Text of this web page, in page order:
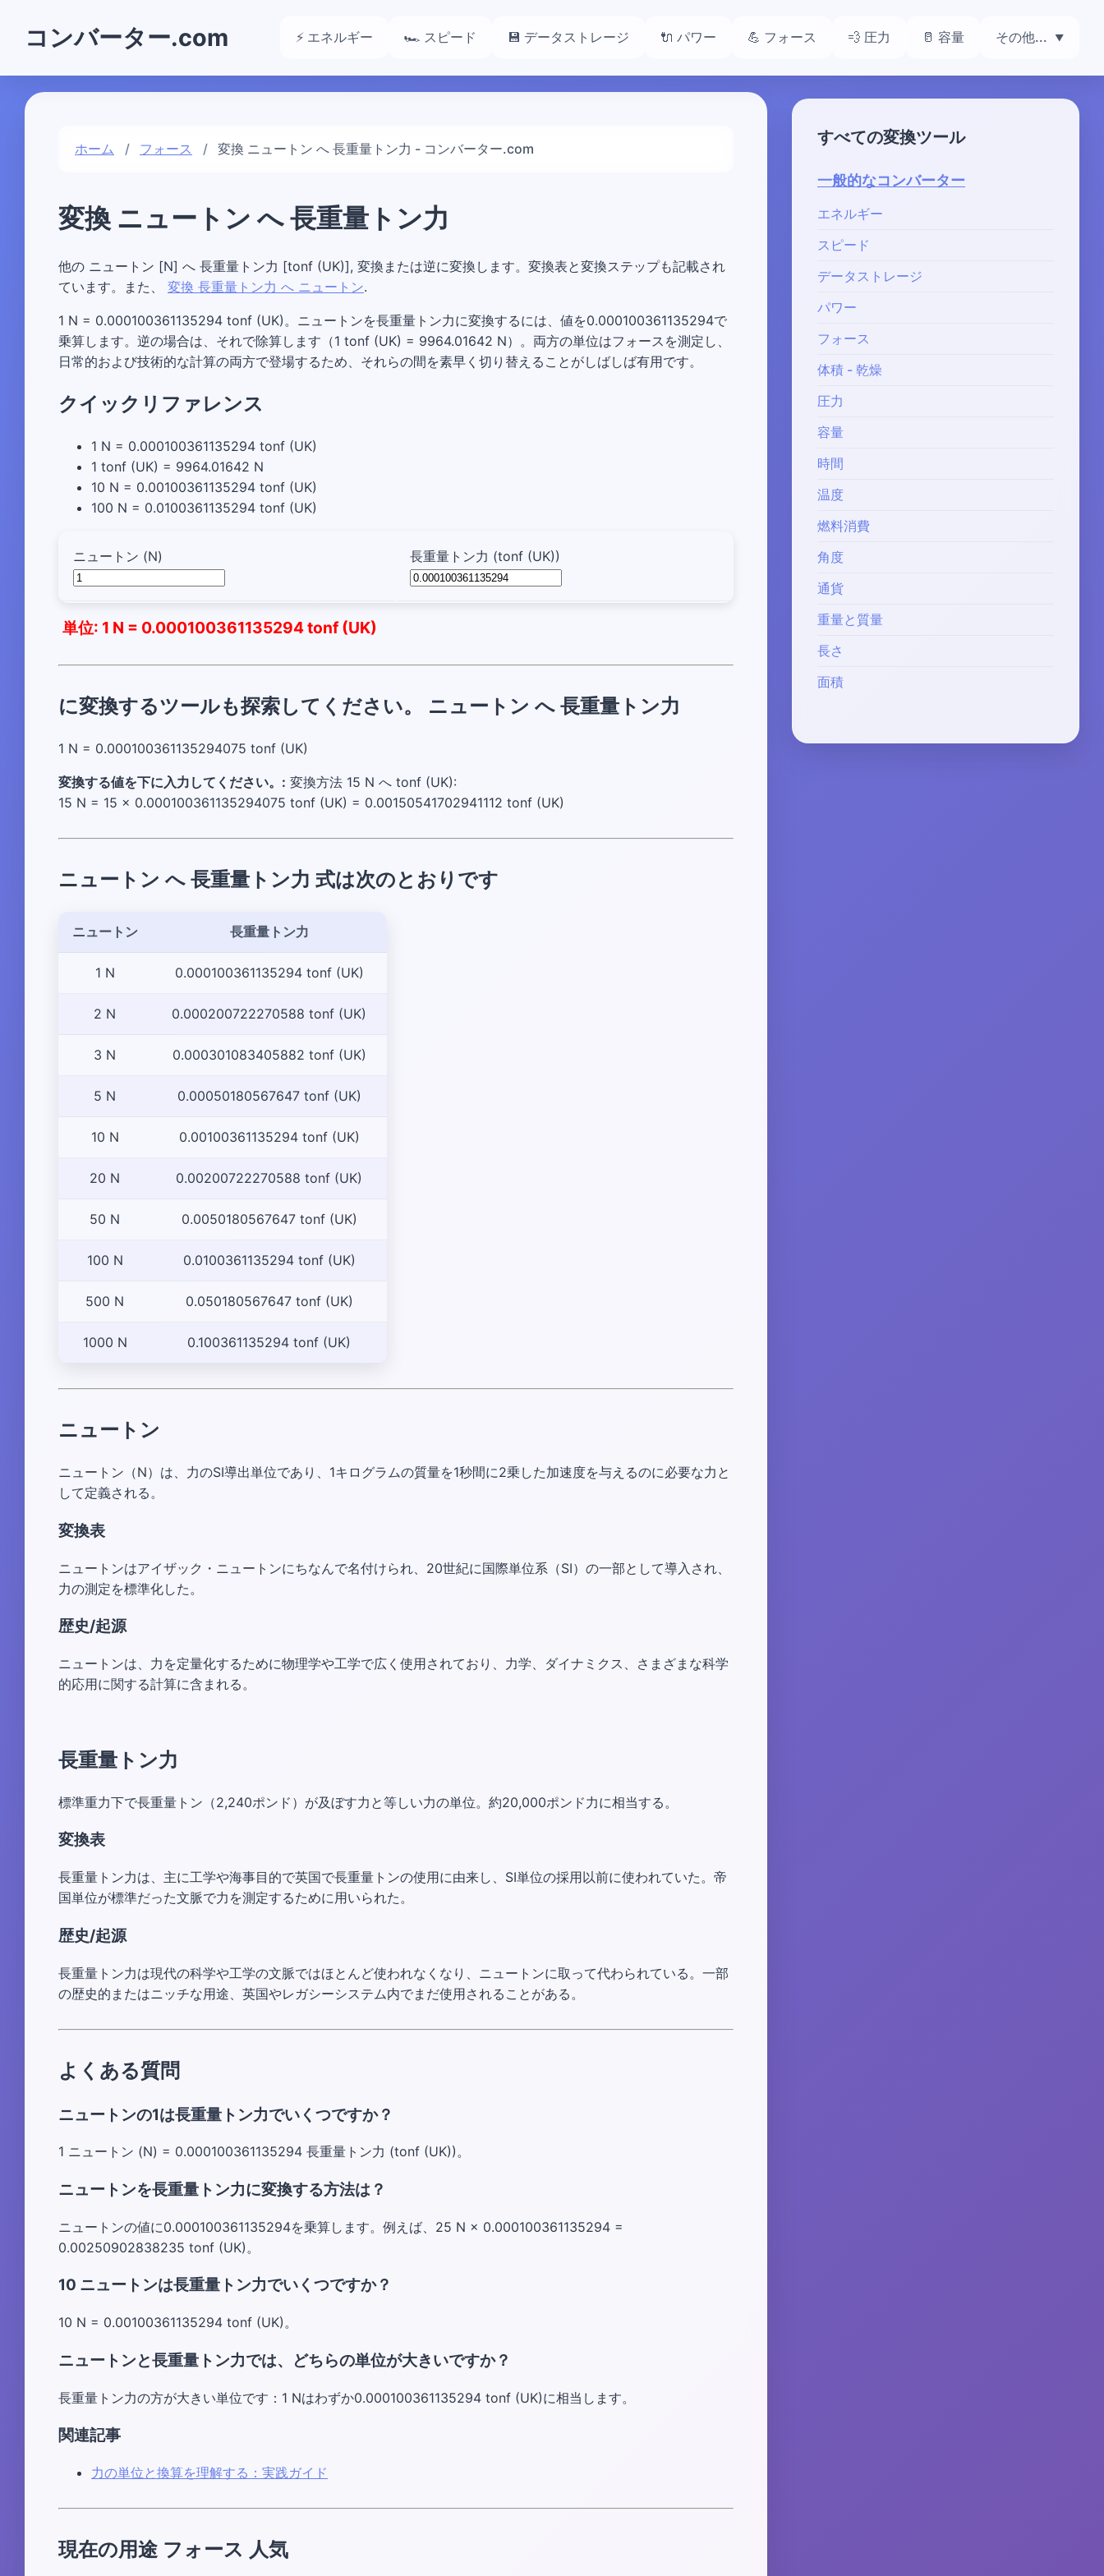
コンバーター.com ⚡ エネルギー 🏎️ スピード 💾 データストレージ 🔌 パワー 💪 フォース 💨 圧力 🥛 容量 その他...
ホーム フォース 変換 ニュートン へ 長重量トン力 - コンバーター.com
変換 ニュートン へ 長重量トン力
他の ニュートン [N] へ 長重量トン力 [tonf (UK)], 変換または逆に変換します。変換表と変換ステップも記載され
ています。また、 変換 長重量トン力 へ ニュートン.
1 N = 0.000100361135294 tonf (UK)。ニュートンを長重量トン力に変換するには、値を0.000100361135294で
乗算します。逆の場合は、それで除算します（1 tonf (UK) = 9964.01642 N）。両方の単位はフォースを測定し、
日常的および技術的な計算の両方で登場するため、それらの間を素早く切り替えることがしばしば有用です。
クイックリファレンス
1 N = 0.000100361135294 tonf (UK)
1 tonf (UK) = 9964.01642 N
10 N = 0.00100361135294 tonf (UK)
100 N = 0.0100361135294 tonf (UK)
ニュートン (N) 長重量トン力 (tonf (UK))
単位: 1 N = 0.000100361135294 tonf (UK)
に変換するツールも探索してください。 ニュートン へ 長重量トン力
1 N = 0.000100361135294075 tonf (UK)
変換する値を下に入力してください。: 変換方法 15 N へ tonf (UK):
15 N = 15 × 0.000100361135294075 tonf (UK) = 0.00150541702941112 tonf (UK)
ニュートン へ 長重量トン力 式は次のとおりです
ニュートン 長重量トン力
1 N 0.000100361135294 tonf (UK)
2 N 0.000200722270588 tonf (UK)
3 N 0.000301083405882 tonf (UK)
5 N 0.00050180567647 tonf (UK)
10 N 0.00100361135294 tonf (UK)
20 N 0.00200722270588 tonf (UK)
50 N 0.0050180567647 tonf (UK)
100 N 0.0100361135294 tonf (UK)
500 N 0.050180567647 tonf (UK)
1000 N 0.100361135294 tonf (UK)
ニュートン
ニュートン（N）は、力のSI導出単位であり、1キログラムの質量を1秒間に2乗した加速度を与えるのに必要な力と
して定義される。
変換表
ニュートンはアイザック・ニュートンにちなんで名付けられ、20世紀に国際単位系（SI）の一部として導入され、
力の測定を標準化した。
歴史/起源
ニュートンは、力を定量化するために物理学や工学で広く使用されており、力学、ダイナミクス、さまざまな科学
的応用に関する計算に含まれる。
長重量トン力
標準重力下で長重量トン（2,240ポンド）が及ぼす力と等しい力の単位。約20,000ポンド力に相当する。
変換表
長重量トン力は、主に工学や海事目的で英国で長重量トンの使用に由来し、SI単位の採用以前に使われていた。帝
国単位が標準だった文脈で力を測定するために用いられた。
歴史/起源
長重量トン力は現代の科学や工学の文脈ではほとんど使われなくなり、ニュートンに取って代わられている。一部
の歴史的またはニッチな用途、英国やレガシーシステム内でまだ使用されることがある。
よくある質問
ニュートンの1は長重量トン力でいくつですか？
1 ニュートン (N) = 0.000100361135294 長重量トン力 (tonf (UK))。
ニュートンを長重量トン力に変換する方法は？
ニュートンの値に0.000100361135294を乗算します。例えば、25 N × 0.000100361135294 =
0.00250902838235 tonf (UK)。
10 ニュートンは長重量トン力でいくつですか？
10 N = 0.00100361135294 tonf (UK)。
ニュートンと長重量トン力では、どちらの単位が大きいですか？
長重量トン力の方が大きい単位です：1 Nはわずか0.000100361135294 tonf (UK)に相当します。
関連記事
力の単位と換算を理解する：実践ガイド
現在の用途 フォース 人気
すべての変換ツール
一般的なコンバーター
エネルギー
スピード
データストレージ
パワー
フォース
体積 - 乾燥
圧力
容量
時間
温度
燃料消費
角度
通貨
重量と質量
長さ
面積